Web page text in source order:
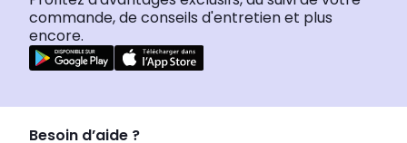
commande, de conseils d'entretien et plus
encore.
Besoin d’aide ?